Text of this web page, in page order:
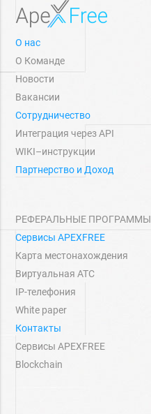
О нас
О Команде
Новости
Вакансии
Сотрудничество
Интеграция через API
WIKI–инструкции
Партнерство и Доход
РЕФЕРАЛЬНЫЕ ПРОГРАММЫ
Сервисы APEXFREE
Карта местонахождения
Виртуальная АТС
IP-телефония
White paper
Контакты
Сервисы APEXFREE
Blockchain